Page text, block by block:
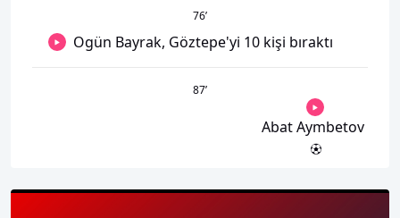
76’
Ogün Bayrak, Göztepe'yi 10 kişi bıraktı
87’
Abat Aymbetov